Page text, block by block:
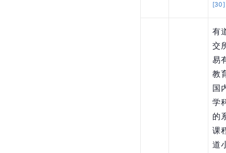
[30]
有
交
易
教
国
学
的
课
道